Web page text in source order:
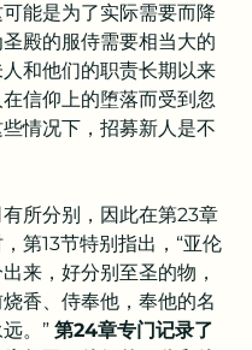
能是为了实际需要而降
殿的服侍需要相当大的
和他们的职责长期以来
信仰上的堕落而受到忽
情况下，招募新人是不
所分别，因此在第23章
第13节特别指出，“亚伦
来，好分别至圣的物，
香、侍奉他，奉他的名
。” 第24章专门记录了